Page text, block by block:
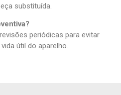
substituída.
periódicas para evitar
útil do aparelho.